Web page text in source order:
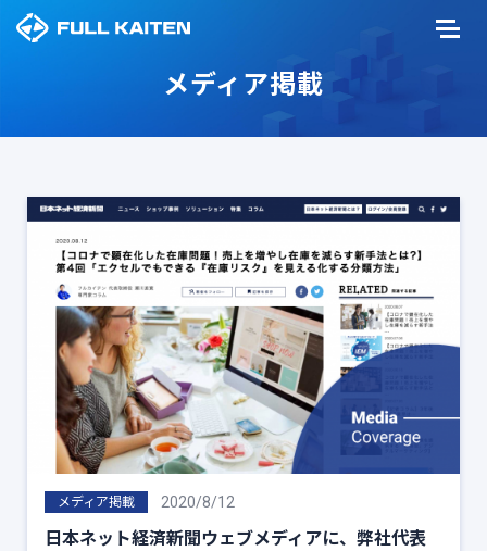
メディア掲載
メディア掲載 2020/8/12
日本ネット経済新聞ウェブメディアに、弊社代表